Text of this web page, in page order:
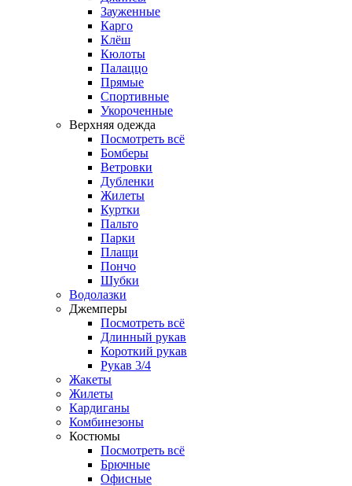
Зауженные
Карго
Клёш
Кюлоты
Палаццо
Прямые
Спортивные
Укороченные
Верхняя одежда
Посмотреть всё
Бомберы
Ветровки
Дубленки
Жилеты
Куртки
Пальто
Парки
Плащи
Пончо
Шубки
Водолазки
Джемперы
Посмотреть всё
Длинный рукав
Короткий рукав
Рукав 3/4
Жакеты
Жилеты
Кардиганы
Комбинезоны
Костюмы
Посмотреть всё
Брючные
Офисные